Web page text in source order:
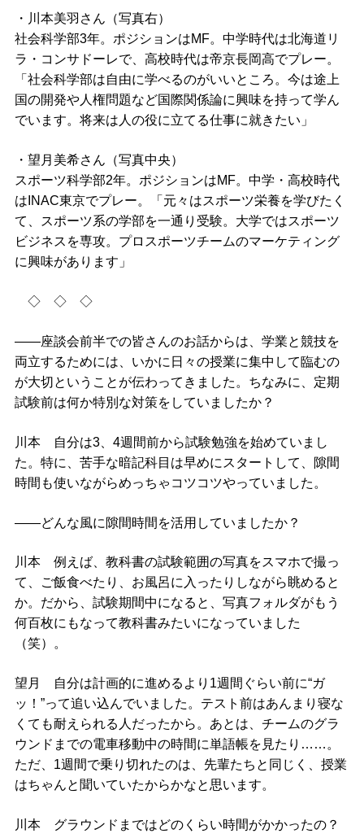
・川本美羽さん（写真右）
社会科学部3年。ポジションはMF。中学時代は北海道リ
ラ・コンサドーレで、高校時代は帝京長岡高でプレー。
「社会科学部は自由に学べるのがいいところ。今は途上
国の開発や人権問題など国際関係論に興味を持って学ん
でいます。将来は人の役に立てる仕事に就きたい」
・望月美希さん（写真中央）
スポーツ科学部2年。ポジションはMF。中学・高校時代
はINAC東京でプレー。「元々はスポーツ栄養を学びたく
て、スポーツ系の学部を一通り受験。大学ではスポーツ
ビジネスを専攻。プロスポーツチームのマーケティング
に興味があります」
◇ ◇ ◇
――座談会前半での皆さんのお話からは、学業と競技を
両立するためには、いかに日々の授業に集中して臨むの
が大切ということが伝わってきました。ちなみに、定期
試験前は何か特別な対策をしていましたか？
川本 自分は3、4週間前から試験勉強を始めていまし
た。特に、苦手な暗記科目は早めにスタートして、隙間
時間も使いながらめっちゃコツコツやっていました。
――どんな風に隙間時間を活用していましたか？
川本 例えば、教科書の試験範囲の写真をスマホで撮っ
て、ご飯食べたり、お風呂に入ったりしながら眺めると
か。だから、試験期間中になると、写真フォルダがもう
何百枚にもなって教科書みたいになっていました
（笑）。
望月 自分は計画的に進めるより1週間ぐらい前に“ガ
ッ！”って追い込んでいました。テスト前はあんまり寝な
くても耐えられる人だったから。あとは、チームのグラ
ウンドまでの電車移動中の時間に単語帳を見たり……。
ただ、1週間で乗り切れたのは、先輩たちと同じく、授業
はちゃんと聞いていたからかなと思います。
川本 グラウンドまではどのくらい時間がかかったの？